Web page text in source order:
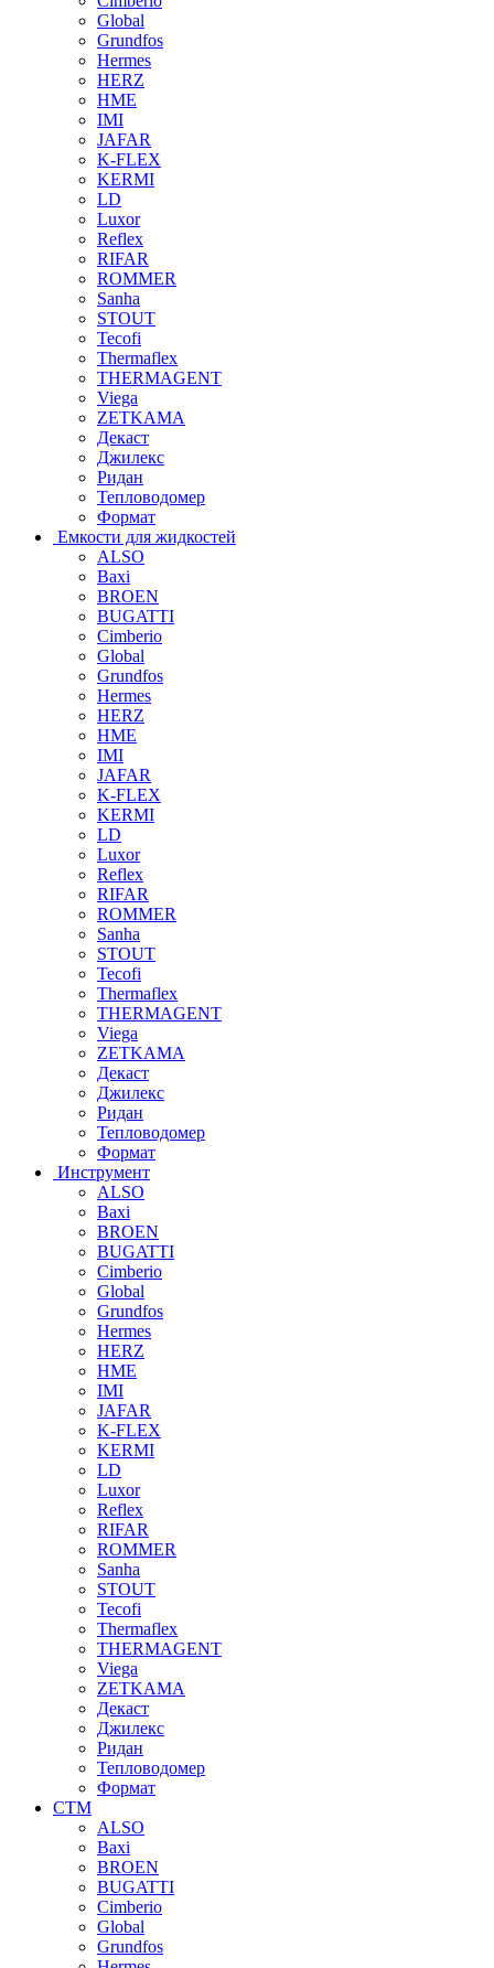
Global
Grundfos
Hermes
HERZ
HME
IMI
JAFAR
K-FLEX
KERMI
LD
Luxor
Reflex
RIFAR
ROMMER
Sanha
STOUT
Tecofi
Thermaflex
THERMAGENT
Viega
ZETKAMA
Декаст
Джилекс
Ридан
Тепловодомер
Формат
Емкости для жидкостей
ALSO
Baxi
BROEN
BUGATTI
Cimberio
Global
Grundfos
Hermes
HERZ
HME
IMI
JAFAR
K-FLEX
KERMI
LD
Luxor
Reflex
RIFAR
ROMMER
Sanha
STOUT
Tecofi
Thermaflex
THERMAGENT
Viega
ZETKAMA
Декаст
Джилекс
Ридан
Тепловодомер
Формат
Инструмент
ALSO
Baxi
BROEN
BUGATTI
Cimberio
Global
Grundfos
Hermes
HERZ
HME
IMI
JAFAR
K-FLEX
KERMI
LD
Luxor
Reflex
RIFAR
ROMMER
Sanha
STOUT
Tecofi
Thermaflex
THERMAGENT
Viega
ZETKAMA
Декаст
Джилекс
Ридан
Тепловодомер
Формат
СТМ
ALSO
Baxi
BROEN
BUGATTI
Cimberio
Global
Grundfos